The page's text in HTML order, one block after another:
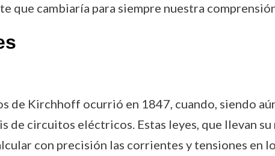
que cambiaría para siempre nuestra
de Kirchhoff ocurrió en 1847, cuando, siendo
de circuitos eléctricos. Estas leyes, que llevan
con precisión las corrientes y tensiones en